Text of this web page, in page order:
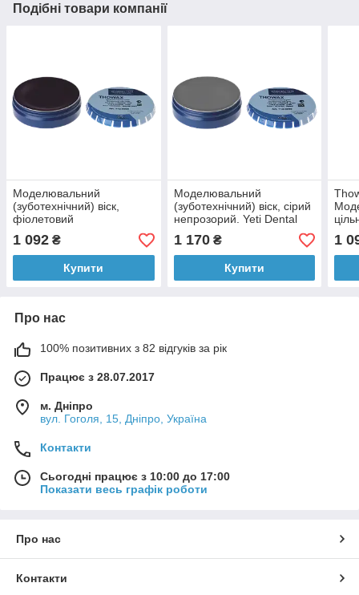
Подібні товари компанії
Моделювальний
(зуботехнічний) віск,
фіолетовий
напівпрозорий. Yeti Dental
THOWAX (Товакс), 70 г
1 092 ₴
Купити
Моделювальний
(зуботехнічний) віск, сірий
непрозорий. Yeti Dental
THOWAX (Товакс), 70 г
1 170₴
Купити
1
Про нас
100% позитивних з 82 відгуків за рік
Працює з 28.07.2017
м. Дніпро
вул. Гоголя, 15, Дніпро, Україна
Контакти
Сьогодні працює з 10:00 до 17:00
Показати весь графік роботи
Про нас
Контакти